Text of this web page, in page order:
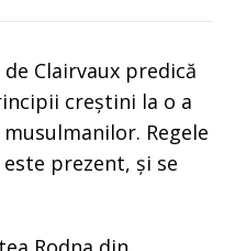
Clairvaux predică
creștini la o a
Regele
prezent, și se